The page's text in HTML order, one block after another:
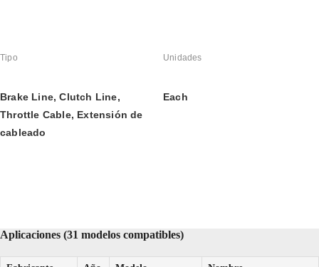
Tipo
Brake Line, Clutch Line,
Throttle Cable, Extensión de
cableado
Unidades
Each
Aplicaciones (31 modelos compatibles)